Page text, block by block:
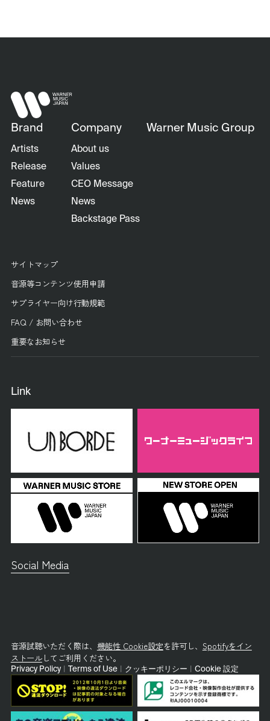
Brand
Artists
Release
Feature
News
Company
About us
Values
CEO Message
News
Backstage Pass
Warner Music Group
サイトマップ
音源等コンテンツ使用申請
サプライヤー向け行動規範
FAQ / お問い合わせ
重要なお知らせ
Link
Social Media
音源試聴いただく際は、 機能性 Cookie設定を許可し、 Spotifyをイン
ストールしてご利用ください。
Privacy Policy Terms of Use クッキーポリシー Cookie 設定